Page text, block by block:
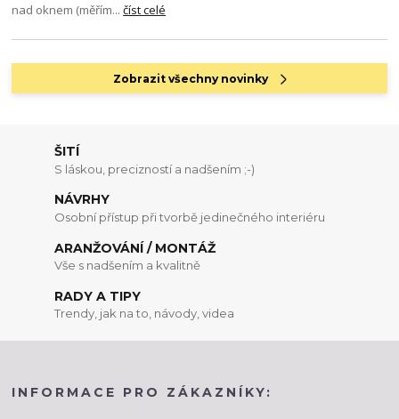
nad oknem (měřím...číst celé
Zobrazit všechny novinky
ŠITÍ
S láskou, precizností a nadšením ;-)
NÁVRHY
Osobní přístup při tvorbě jedinečného interiéru
ARANŽOVÁNÍ / MONTÁŽ
Vše s nadšením a kvalitně
RADY A TIPY
Trendy, jak na to, návody, videa
INFORMACE PRO ZÁKAZNÍKY: